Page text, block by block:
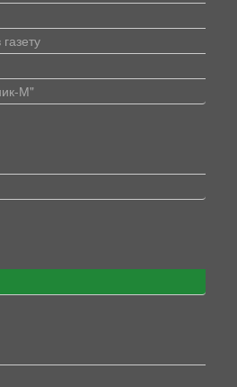
М"